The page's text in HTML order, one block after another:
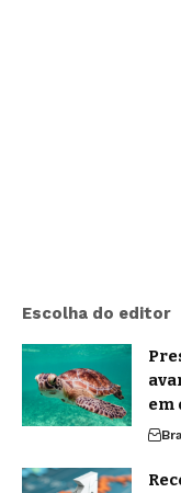
Escolha do editor
em